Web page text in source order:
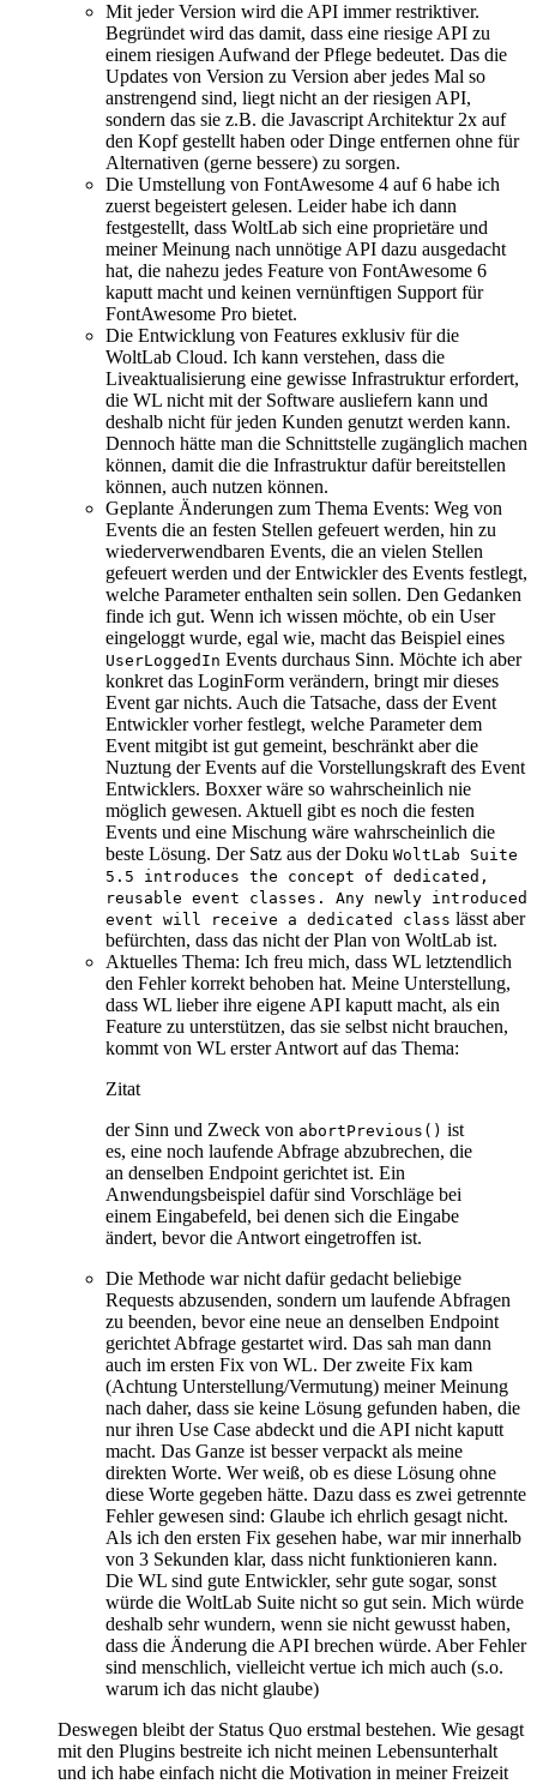
Mit jeder Version wird die API immer restriktiver.
Begründet wird das damit, dass eine riesige API zu
einem riesigen Aufwand der Pflege bedeutet. Das die
Updates von Version zu Version aber jedes Mal so
anstrengend sind, liegt nicht an der riesigen API,
sondern das sie z.B. die Javascript Architektur 2x auf
den Kopf gestellt haben oder Dinge entfernen ohne für
Alternativen (gerne bessere) zu sorgen.
Die Umstellung von FontAwesome 4 auf 6 habe ich
zuerst begeistert gelesen. Leider habe ich dann
festgestellt, dass WoltLab sich eine proprietäre und
meiner Meinung nach unnötige API dazu ausgedacht
hat, die nahezu jedes Feature von FontAwesome 6
kaputt macht und keinen vernünftigen Support für
FontAwesome Pro bietet.
Die Entwicklung von Features exklusiv für die
WoltLab Cloud. Ich kann verstehen, dass die
Liveaktualisierung eine gewisse Infrastruktur erfordert,
die WL nicht mit der Software ausliefern kann und
deshalb nicht für jeden Kunden genutzt werden kann.
Dennoch hätte man die Schnittstelle zugänglich machen
können, damit die die Infrastruktur dafür bereitstellen
können, auch nutzen können.
Geplante Änderungen zum Thema Events: Weg von
Events die an festen Stellen gefeuert werden, hin zu
wiederverwendbaren Events, die an vielen Stellen
gefeuert werden und der Entwickler des Events festlegt,
welche Parameter enthalten sein sollen. Den Gedanken
finde ich gut. Wenn ich wissen möchte, ob ein User
eingeloggt wurde, egal wie, macht das Beispiel eines
UserLoggedIn Events durchaus Sinn. Möchte ich aber
konkret das LoginForm verändern, bringt mir dieses
Event gar nichts. Auch die Tatsache, dass der Event
Entwickler vorher festlegt, welche Parameter dem
Event mitgibt ist gut gemeint, beschränkt aber die
Nuztung der Events auf die Vorstellungskraft des Event
Entwicklers. Boxxer wäre so wahrscheinlich nie
möglich gewesen. Aktuell gibt es noch die festen
Events und eine Mischung wäre wahrscheinlich die
beste Lösung. Der Satz aus der Doku WoltLab Suite
5.5 introduces the concept of dedicated,
reusable event classes. Any newly introduced
event will receive a dedicated class lässt aber
befürchten, dass das nicht der Plan von WoltLab ist.
Aktuelles Thema: Ich freu mich, dass WL letztendlich
den Fehler korrekt behoben hat. Meine Unterstellung,
dass WL lieber ihre eigene API kaputt macht, als ein
Feature zu unterstützen, das sie selbst nicht brauchen,
kommt von WL erster Antwort auf das Thema:
Zitat
der Sinn und Zweck von abortPrevious() ist
es, eine noch laufende Abfrage abzubrechen, die
an denselben Endpoint gerichtet ist. Ein
Anwendungsbeispiel dafür sind Vorschläge bei
einem Eingabefeld, bei denen sich die Eingabe
ändert, bevor die Antwort eingetroffen ist.
Die Methode war nicht dafür gedacht beliebige
Requests abzusenden, sondern um laufende Abfragen
zu beenden, bevor eine neue an denselben Endpoint
gerichtet Abfrage gestartet wird. Das sah man dann
auch im ersten Fix von WL. Der zweite Fix kam
(Achtung Unterstellung/Vermutung) meiner Meinung
nach daher, dass sie keine Lösung gefunden haben, die
nur ihren Use Case abdeckt und die API nicht kaputt
macht. Das Ganze ist besser verpackt als meine
direkten Worte. Wer weiß, ob es diese Lösung ohne
diese Worte gegeben hätte. Dazu dass es zwei getrennte
Fehler gewesen sind: Glaube ich ehrlich gesagt nicht.
Als ich den ersten Fix gesehen habe, war mir innerhalb
von 3 Sekunden klar, dass nicht funktionieren kann.
Die WL sind gute Entwickler, sehr gute sogar, sonst
würde die WoltLab Suite nicht so gut sein. Mich würde
deshalb sehr wundern, wenn sie nicht gewusst haben,
dass die Änderung die API brechen würde. Aber Fehler
sind menschlich, vielleicht vertue ich mich auch (s.o.
warum ich das nicht glaube)
Deswegen bleibt der Status Quo erstmal bestehen. Wie gesagt
mit den Plugins bestreite ich nicht meinen Lebensunterhalt
und ich habe einfach nicht die Motivation in meiner Freizeit